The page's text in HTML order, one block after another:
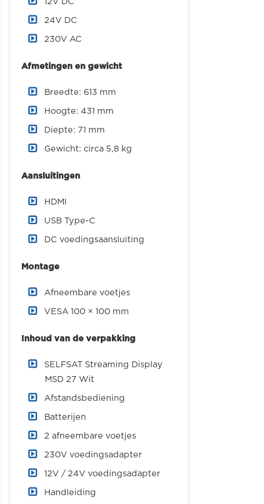
24V DC
230V AC
Afmetingen en gewicht
Breedte: 613 mm
Hoogte: 431 mm
Diepte: 71 mm
Gewicht: circa 5,8 kg
Aansluitingen
HDMI
USB Type-C
DC voedingsaansluiting
Montage
Afneembare voetjes
VESA 100 × 100 mm
Inhoud van de verpakking
SELFSAT Streaming Display
MSD 27 Wit
Afstandsbediening
Batterijen
2 afneembare voetjes
230V voedingsadapter
12V / 24V voedingsadapter
Handleiding